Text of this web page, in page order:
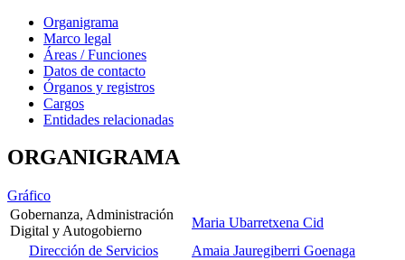
Organigrama
Marco legal
Áreas / Funciones
Datos de contacto
Órganos y registros
Cargos
Entidades relacionadas
ORGANIGRAMA
Gráfico
Gobernanza, Administración
Digital y Autogobierno
Maria Ubarretxena Cid
Dirección de Servicios
Amaia Jauregiberri Goenaga